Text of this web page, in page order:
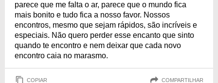
parece que me falta o ar, parece que o mundo fica
mais bonito e tudo fica a nosso favor. Nossos
encontros, mesmo que sejam rápidos, são incríveis e
especiais. Não quero perder esse encanto que sinto
quando te encontro e nem deixar que cada novo
encontro caia no marasmo.
COPIAR COMPARTILHAR